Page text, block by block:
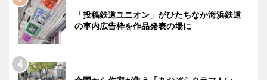
「投稿鉄道ユニオン」がひたちなか海浜鉄道
の車内広告枠を作品発表の場に